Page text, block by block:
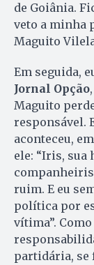
de Goiânia.
veto a minha
Maguito
Em seguida,
Jornal Opção
Maguito
responsável.
aconteceu,
ele: “Iris, sua
ruim. E eu
política por
vítima”.
partidária, se